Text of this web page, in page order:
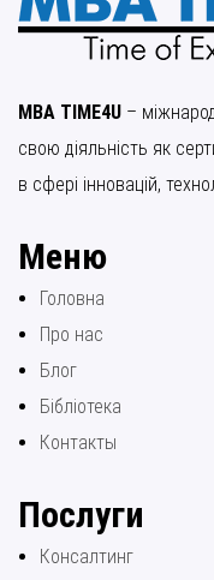
MBA TIME4U –
свою діяльність як
в сфері інновацій,
Меню
Головна
Про нас
Блог
Бібліотека
Контакты
Послуги
Консалтинг